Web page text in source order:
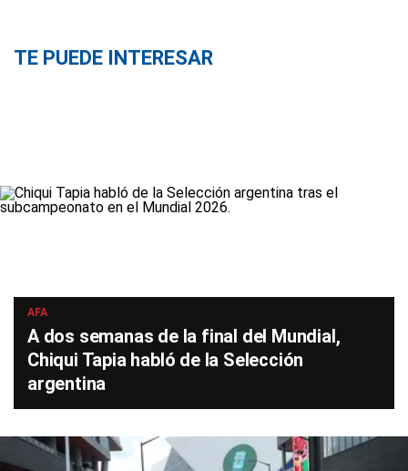
TE PUEDE INTERESAR
AFA
A dos semanas de la final del Mundial,
Chiqui Tapia habló de la Selección
argentina